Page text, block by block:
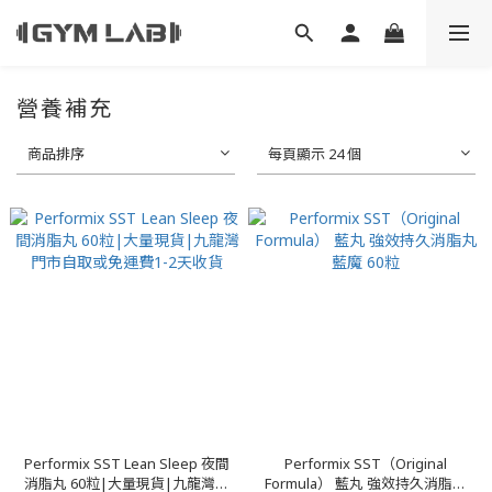
營養補充
商品排序 每頁顯示 24 個
Performix SST Lean Sleep 夜間
消脂丸 60粒|大量現貨|九龍灣門
Performix SST（Original
Formula） 藍丸 強效持久消脂丸